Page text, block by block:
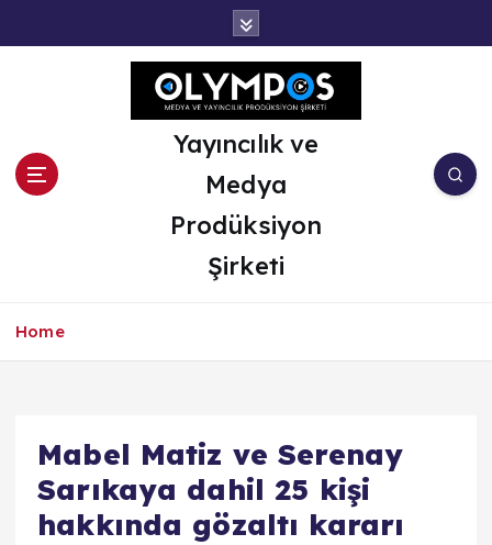
Yayıncılık ve
Medya
Prodüksiyon
Şirketi
Home
Mabel Matiz ve Serenay
Sarıkaya dahil 25 kişi
hakkında gözaltı kararı